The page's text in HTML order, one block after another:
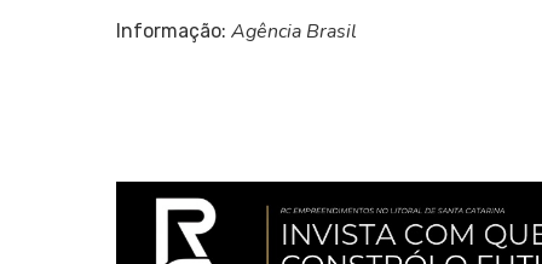
Informação: Agência Brasil